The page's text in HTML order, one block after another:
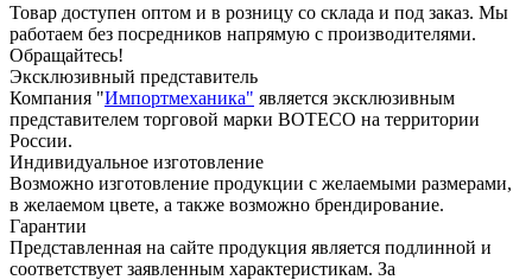
Товар доступен оптом и в розницу со склада и под заказ. Мы
работаем без посредников напрямую с производителями.
Обращайтесь!
Эксклюзивный представитель
Компания "Импортмеханика" является эксклюзивным
представителем торговой марки BOTECO на территории
России.
Индивидуальное изготовление
Возможно изготовление продукции с желаемыми размерами,
в желаемом цвете, а также возможно брендирование.
Гарантии
Представленная на сайте продукция является подлинной и
соответствует заявленным характеристикам. За